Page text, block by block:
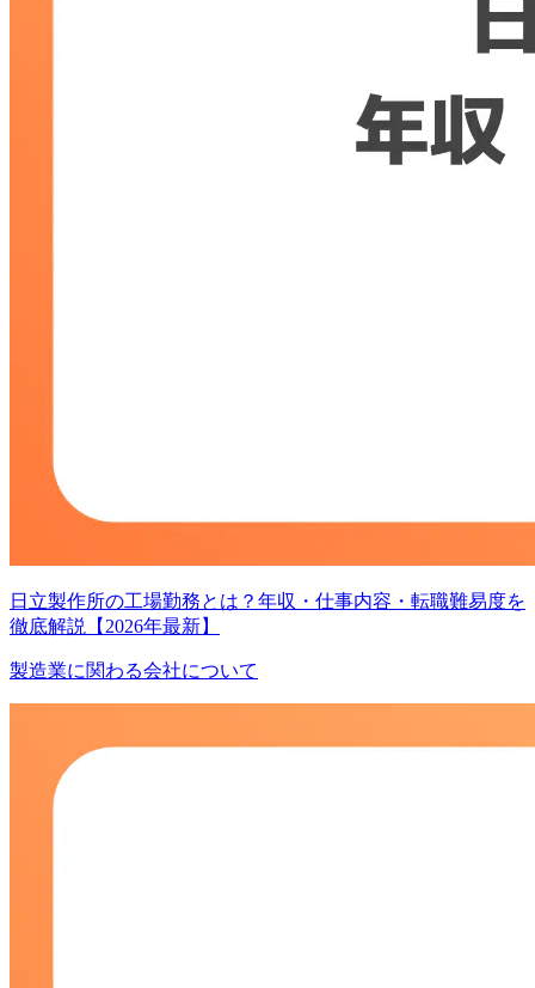
日立製作所の工場勤務とは？年収・仕事内容・転職難易度を
徹底解説【2026年最新】
製造業に関わる会社について